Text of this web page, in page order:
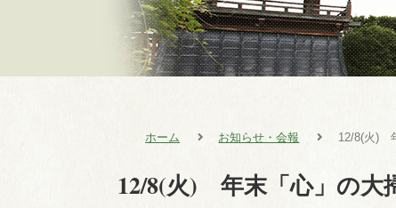
ホーム お知らせ・会報 12/8(火)
12/8(火) 年末「心」の大